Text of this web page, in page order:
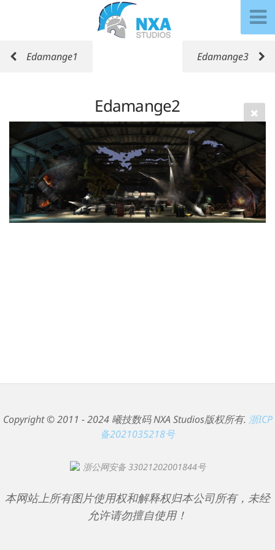
Edamange1 Edamange3
Edamange2
Copyright © 2011 - 2024 曦技数码 NXA Studios版权所有. 浙ICP
备2021035218号
浙公网安备 33021202001844号
本网站上所有图片使用权和解释权归本公司所有，未经
允许请勿擅自使用！